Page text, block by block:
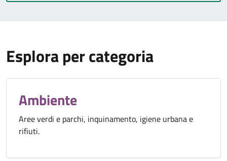
Esplora per categoria
Ambiente
Aree verdi e parchi, inquinamento, igiene urbana e
rifiuti.